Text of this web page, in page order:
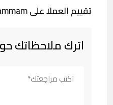
تقييم العملا على Ahalina Medical Clinic, Dammam
اترك ملاحظاتك